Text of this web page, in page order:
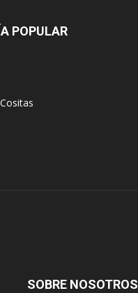
POPULAR
SOBRE NOSOTROS